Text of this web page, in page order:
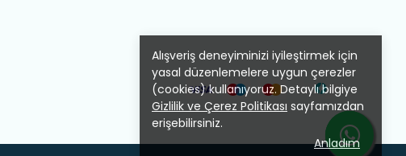
Alışveriş deneyiminizi iyileştirmek için
yasal düzenlemelere uygun çerezler
(cookies) kullanıyoruz. Detaylı bilgiye
Gizlilik ve Çerez Politikası sayfamızdan
erişebilirsiniz.
Anladım